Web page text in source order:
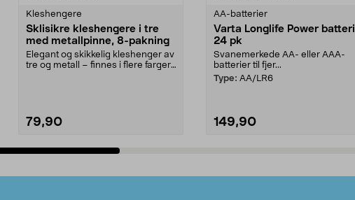
Kleshengere
Sklisikre kleshengere i tre
med metallpinne, 8-pakning
Elegant og skikkelig kleshenger av
tre og metall – finnes i flere farger.
79,90
AA-batterier
Varta Longlife Power batteri
24 pk
Svanemerkede AA- eller AAA-
batterier til fjer...
Type: AA/LR6
149,90